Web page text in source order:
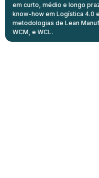
em curto, médio e longo
know-how em Logística 4.0 e
metodologias de Lean
WCM, e WCL.